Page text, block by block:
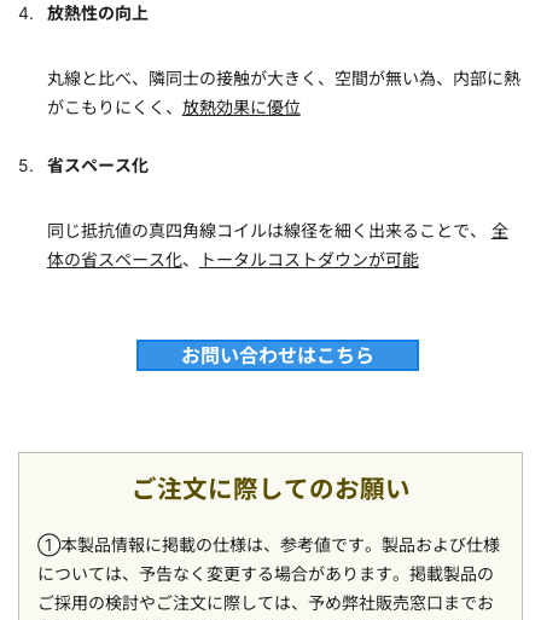
放熱性の向上
丸線と比べ、隣同士の接触が大きく、空間が無い為、内部に熱
がこもりにくく、 放熱効果に優位
省スペース化
同じ抵抗値の真四角線コイルは線径を細く出来ることで、 全
体の省スペース化、 トータルコストダウンが可能
お問い合わせはこちら
ご注文に際してのお願い
①本製品情報に掲載の仕様は、参考値です。製品および仕様
については、予告なく変更する場合があります。掲載製品の
ご採用の検討やご注文に際しては、予め弊社販売窓口までお